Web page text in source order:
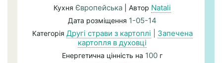
Кухня Європейська | Автор Natali
Дата розміщення 1-05-14
Категорія Другі страви з картоплі
Запечена
картопля в духовці
Енергетична цінність на 100 г